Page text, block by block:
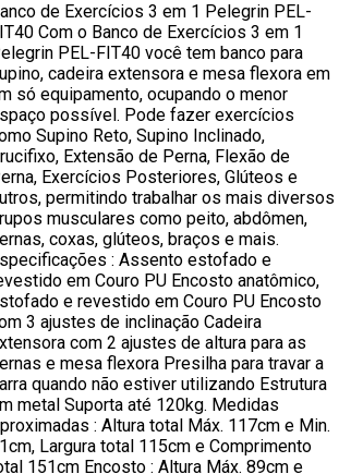
de Exercícios 3 em 1 Pelegrin PEL-
Com o Banco de Exercícios 3 em 1
PEL-FIT40 você tem banco para
cadeira extensora e mesa flexora em
só equipamento, ocupando o menor
possível. Pode fazer exercícios
Supino Reto, Supino Inclinado,
Extensão de Perna, Flexão de
Exercícios Posteriores, Glúteos e
permitindo trabalhar os mais diversos
musculares como peito, abdômen,
coxas, glúteos, braços e mais.
: Assento estofado e
em Couro PU Encosto anatômico,
e revestido em Couro PU Encosto
3 ajustes de inclinação Cadeira
com 2 ajustes de altura para as
e mesa flexora Presilha para travar a
quando não estiver utilizando Estrutura
metal Suporta até 120kg. Medidas
: Altura total Máx. 117cm e Min.
Largura total 115cm e Comprimento
151cm Encosto : Altura Máx. 89cm e